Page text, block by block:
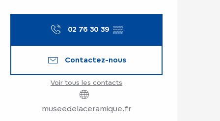
Ouverture et
02 76 30 39 ▒▒
Contactez-nous
Voir tous les contacts
museedelaceramique.fr